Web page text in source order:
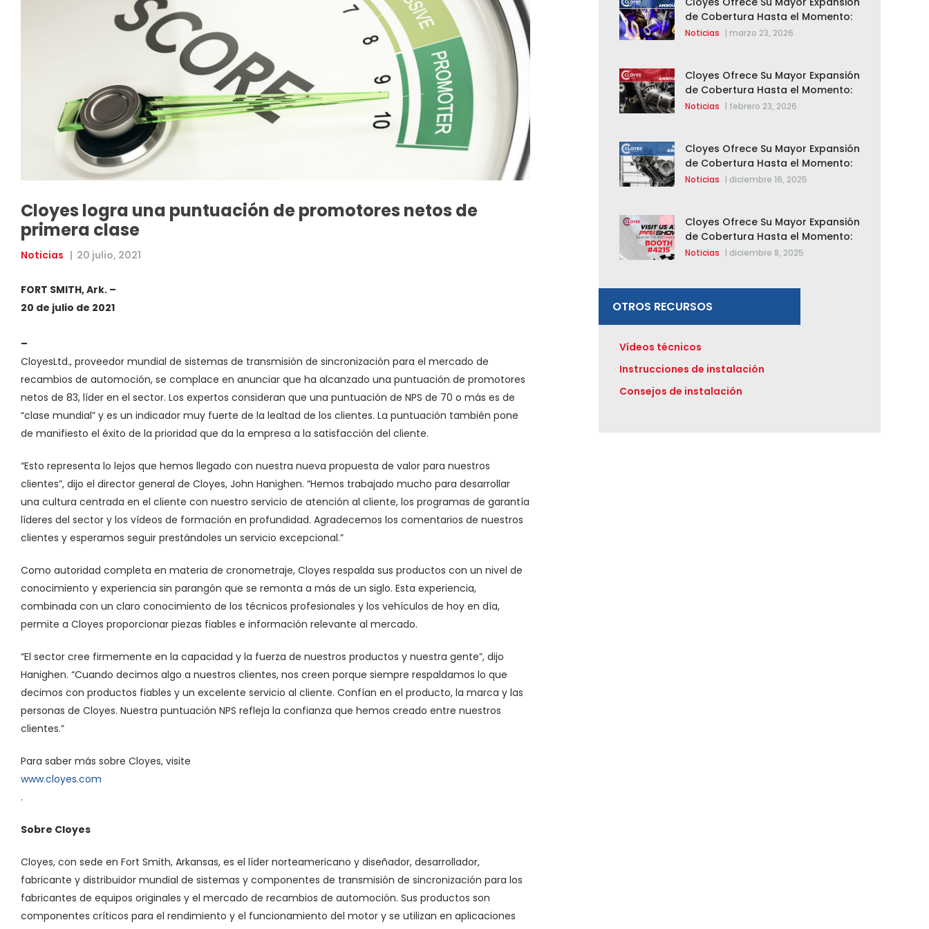
Cloyes logra una puntuación de promotores netos de
primera clase
Noticias | 20 julio, 2021
FORT SMITH, Ark. –
20 de julio de 2021
–
CloyesLtd., proveedor mundial de sistemas de transmisión de sincronización para el mercado de
recambios de automoción, se complace en anunciar que ha alcanzado una puntuación de promotores
netos de 83, líder en el sector. Los expertos consideran que una puntuación de NPS de 70 o más es de
“clase mundial” y es un indicador muy fuerte de la lealtad de los clientes. La puntuación también pone
de manifiesto el éxito de la prioridad que da la empresa a la satisfacción del cliente.
“Esto representa lo lejos que hemos llegado con nuestra nueva propuesta de valor para nuestros
clientes”, dijo el director general de Cloyes, John Hanighen. “Hemos trabajado mucho para desarrollar
una cultura centrada en el cliente con nuestro servicio de atención al cliente, los programas de garantía
líderes del sector y los vídeos de formación en profundidad. Agradecemos los comentarios de nuestros
clientes y esperamos seguir prestándoles un servicio excepcional.”
Como autoridad completa en materia de cronometraje, Cloyes respalda sus productos con un nivel de
conocimiento y experiencia sin parangón que se remonta a más de un siglo. Esta experiencia,
combinada con un claro conocimiento de los técnicos profesionales y los vehículos de hoy en día,
permite a Cloyes proporcionar piezas fiables e información relevante al mercado.
“El sector cree firmemente en la capacidad y la fuerza de nuestros productos y nuestra gente”, dijo
Hanighen. “Cuando decimos algo a nuestros clientes, nos creen porque siempre respaldamos lo que
decimos con productos fiables y un excelente servicio al cliente. Confían en el producto, la marca y las
personas de Cloyes. Nuestra puntuación NPS refleja la confianza que hemos creado entre nuestros
clientes.”
Para saber más sobre Cloyes, visite
www.cloyes.com
.
Sobre Cloyes
Cloyes, con sede en Fort Smith, Arkansas, es el líder norteamericano y diseñador, desarrollador,
fabricante y distribuidor mundial de sistemas y componentes de transmisión de sincronización para los
fabricantes de equipos originales y el mercado de recambios de automoción. Sus productos son
componentes críticos para el rendimiento y el funcionamiento del motor y se utilizan en aplicaciones
de Cobertura Hasta el Momento:
Se Agregan 123 Nuevos
Noticias | marzo 23, 2026
Cloyes Ofrece Su Mayor Expansión
de Cobertura Hasta el Momento:
Se Agregan 123 Nuevos
Noticias | febrero 23, 2026
Cloyes Ofrece Su Mayor Expansión
de Cobertura Hasta el Momento:
Se Agregan 123 Nuevos
Noticias | diciembre 16, 2025
Cloyes Ofrece Su Mayor Expansión
de Cobertura Hasta el Momento:
Se Agregan 123 Nuevos
Noticias | diciembre 8, 2025
OTROS RECURSOS
Vídeos técnicos
Instrucciones de instalación
Consejos de instalación